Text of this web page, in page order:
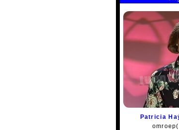
Patricia